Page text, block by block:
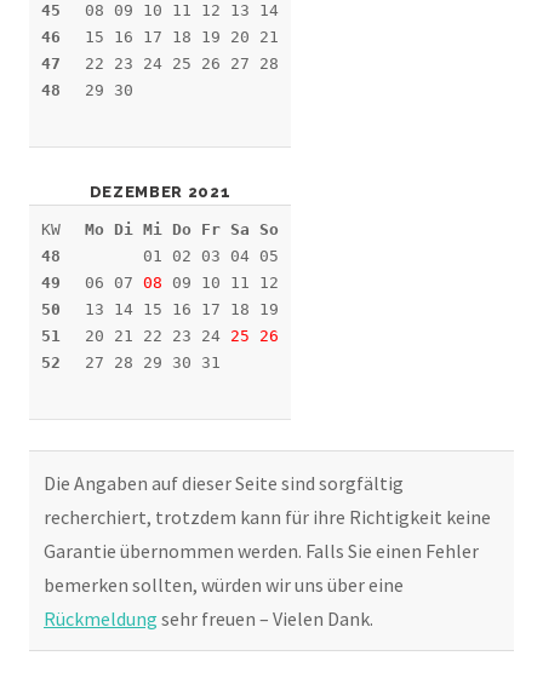
45
46
47
48
08 09 10 11 12 13 14
15 16 17 18 19 20 21
22 23 24 25 26 27 28
29 30
DEZEMBER 2021
KW
48
49
50
51
52
Mo Di Mi Do Fr Sa So
01 02 03 04 05
06 07 08 09 10 11 12
13 14 15 16 17 18 19
20 21 22 23 24 25
26
27 28 29 30 31
Die Angaben auf dieser Seite sind sorgfältig
recherchiert, trotzdem kann für ihre Richtigkeit keine
Garantie übernommen werden. Falls Sie einen Fehler
bemerken sollten, würden wir uns über eine
Rückmeldung sehr freuen – Vielen Dank.